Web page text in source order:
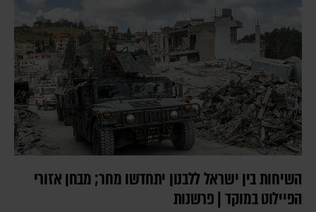
השיחות בין ישראל ללבנון יתחדשו מחר; מבחן אזורי
הפיילוט במוקד | פרשנות